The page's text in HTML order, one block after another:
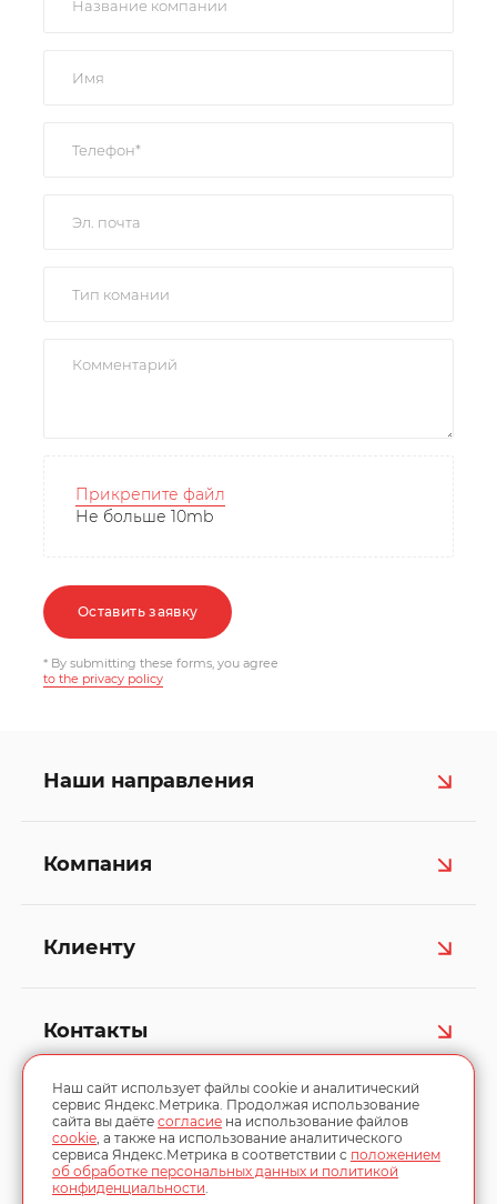
Прикрепите файл
Не больше 10mb
Оставить заявку
* By submitting these forms, you agree
to the privacy policy
Наши направления
Компания
Клиенту
Контакты
Наш сайт использует файлы cookie и аналитический
сервис Яндекс.Метрика. Продолжая использование
сайта вы даёте согласие на использование файлов
cookie, а также на использование аналитического
сервиса Яндекс.Метрика в соответствии с положением
об обработке персональных данных и политикой
конфиденциальности.